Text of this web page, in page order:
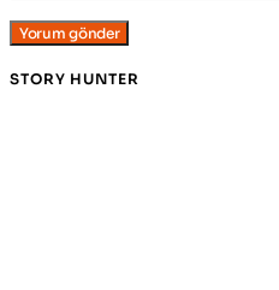
STORY HUNTER